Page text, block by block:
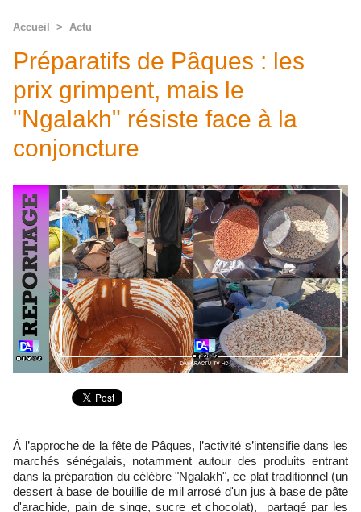
Accueil > Actu
Préparatifs de Pâques : les
prix grimpent, mais le
"Ngalakh" résiste face à la
conjoncture
À l’approche de la fête de Pâques, l’activité s’intensifie dans les
marchés sénégalais, notamment autour des produits entrant
dans la préparation du célèbre "Ngalakh", ce plat traditionnel (un
dessert à base de bouillie de mil arrosé d'un jus à base de pâte
d'arachide, pain de singe, sucre et chocolat), partagé par les